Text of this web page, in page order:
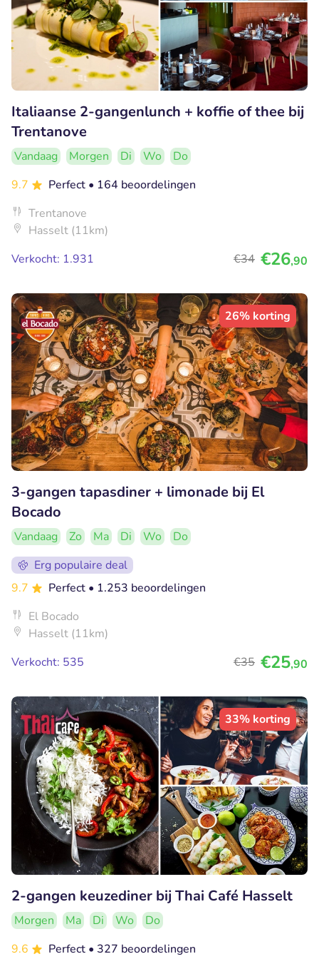
Italiaanse 2-gangenlunch + koffie of thee bij
Trentanove
Vandaag Morgen Di Wo
Do
9.7
Perfect • 164 beoordelingen
Trentanove
Hasselt (11km)
Verkocht: 1.931
€34 €26,90
26% korting
3-gangen tapasdiner + limonade bij El
Bocado
Vandaag Zo Ma Di Wo
Do
Erg populaire deal
9.7
Perfect • 1.253 beoordelingen
El Bocado
Hasselt (11km)
Verkocht: 535
€35 €25,90
33% korting
2-gangen keuzediner bij Thai Café Hasselt
Morgen Ma Di Wo
Do
9.6
Perfect • 327 beoordelingen